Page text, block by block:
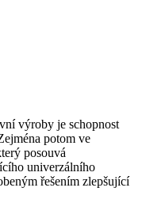
výroby je schopnost
potom ve
posouvá
univerzálního
řešením zlepšující